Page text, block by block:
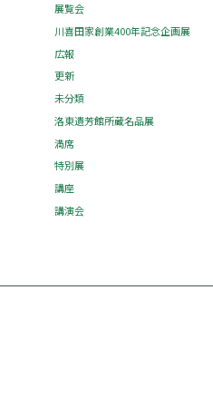
展覧会
川喜田家創業400年記念企画展
広報
更新
未分類
洛東遺芳館所蔵名品展
満席
特別展
講座
講演会